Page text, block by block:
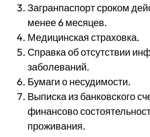
Загранпаспорт сроком
менее 6 месяцев.
Медицинская страховка.
Справка об отсутствии
заболеваний.
Бумаги о несудимости.
Выписка из банковского
финансово
проживания.